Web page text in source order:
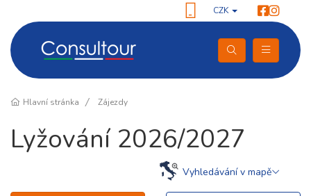
CZK
Hlavní stránka Zájezdy
Lyžování 2026/2027
Vyhledávání v mapě